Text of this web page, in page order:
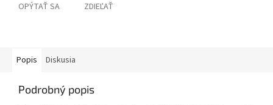
OPÝTAŤ SA ZDIEĽAŤ
Popis Diskusia
Podrobný popis